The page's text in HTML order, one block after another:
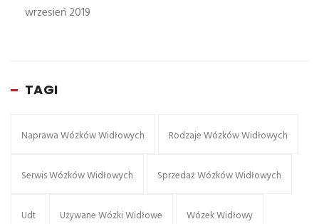
wrzesień 2019
TAGI
Naprawa Wózków Widłowych Rodzaje Wózków Widłowych
Serwis Wózków Widłowych Sprzedaż Wózków Widłowych
Udt Używane Wózki Widłowe Wózek Widłowy